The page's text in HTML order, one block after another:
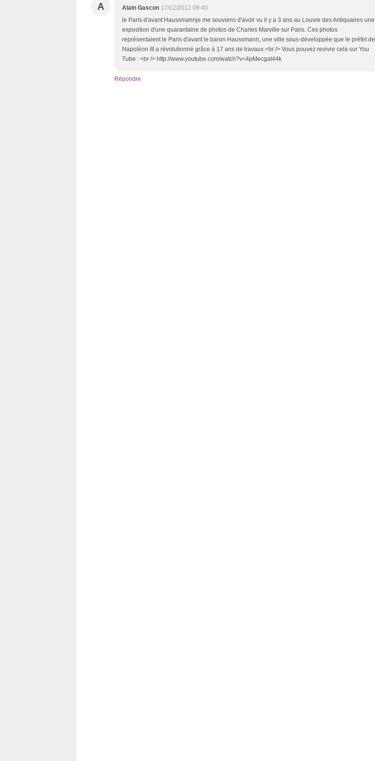
A Alain Gascon 17/12/2012 09:40
le Paris d'avant Haussmannje me souviens d'avoir vu il y a 3 ans au Louvre des Antiquaires une
exposition d'une quarantaine de photos de Charles Marville sur Paris. Ces photos
représentaient le Paris d'avant le baron Haussmann, une ville sous-développée que le préfet de
Napoléon III a révolutionné grâce à 17 ans de travaux.<br /> Vous pouvez revivre cela sur You
Tube : <br /> http://www.youtube.com/watch?v=4pMecgat44k
Répondre